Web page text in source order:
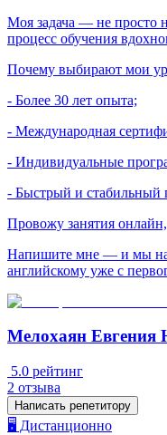
Моя задача — не просто
процесс обучения
Почему выбирают мои
- Более 30 лет опыта;
- Международная
- Индивидуальные
- Быстрый и стабильный
Провожу занятия
Напишите мне — и мы
английскому уже с
Мелохаян Евгения
5.0 рейтинг
2 отзыва
Написать репетитору
🖥️ Дистанционно